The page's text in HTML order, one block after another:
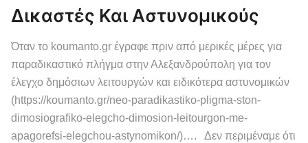
Δικαστές Και Αστυνομικούς
Όταν το koumanto.gr έγραφε πριν από μερικές μέρες για
παραδικαστικό πλήγμα στην Αλεξανδρούπολη για τον
έλεγχο δημόσιων λειτουργών και ειδικότερα αστυνομικών
(https://koumanto.gr/neo-paradikastiko-pligma-ston-
dimosiografiko-elegcho-dimosion-leitourgon-me-
apagorefsi-elegchou-astynomikon/)…. Δεν περιμέναμε ότι